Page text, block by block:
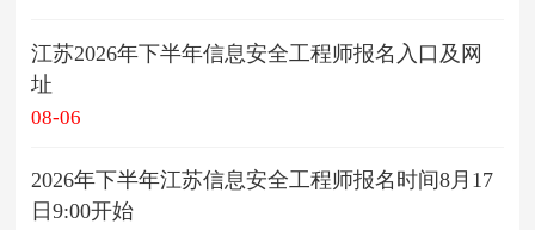
江苏2026年下半年信息安全工程师报名入口及网
址
08-06
2026年下半年江苏信息安全工程师报名时间8月17
日9:00开始